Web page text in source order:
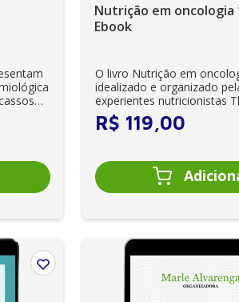
Nutrição em oncologia
Ebook
O livro Nutrição em
idealizado e organizado
experientes nutricionistas
Fernanda Pires ...
R$ 119 00